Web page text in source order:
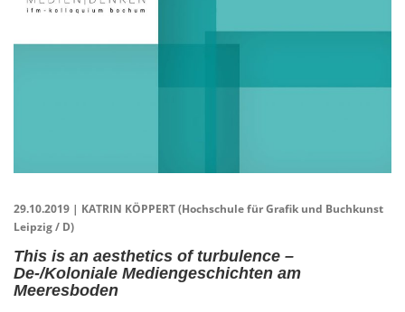
29.10.2019 | KATRIN KÖPPERT (Hochschule für Grafik und Buchkunst
Leipzig / D)
This is an aesthetics of turbulence –
De-/Koloniale Mediengeschichten am
Meeresboden